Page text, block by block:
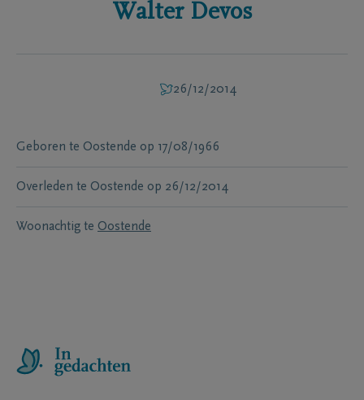
Walter Devos
26/12/2014
Geboren te Oostende op 17/08/1966
Overleden te Oostende op 26/12/2014
Woonachtig te Oostende